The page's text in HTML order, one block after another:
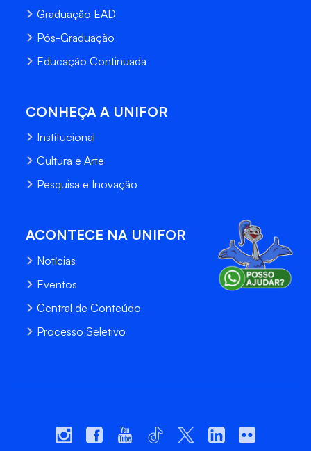
Graduação EAD
Pós-Graduação
Educação Continuada
CONHEÇA A UNIFOR
Institucional
Cultura e Arte
Pesquisa e Inovação
ACONTECE NA UNIFOR
Notícias
Eventos
Central de Conteúdo
Processo Seletivo